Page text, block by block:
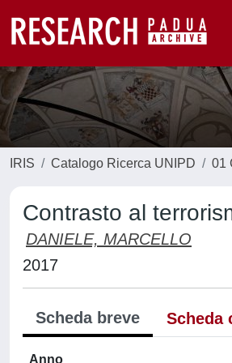
IRIS Catalogo Ricerca UNIPD 01
Contrasto al
DANIELE, MARCELLO
2017
Scheda breve Scheda
Anno